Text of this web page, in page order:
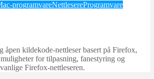
programvareNettlesereProgramvare
åpen kildekode-nettleser basert på Firefox,
for tilpasning, fanestyring og
Firefox-nettleseren.